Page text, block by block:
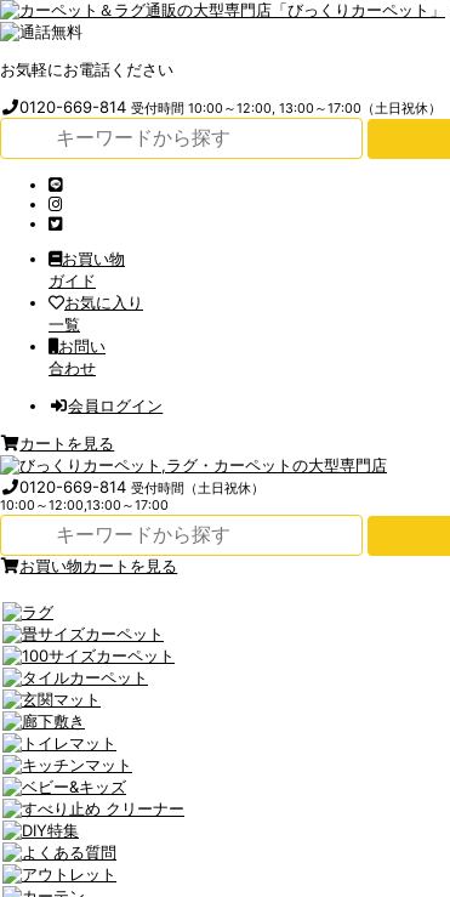
お気軽にお電話ください
0120-669-814受付時間 10:00～12:00, 13:00～17:00（土日祝休）
お買い物
ガイド
お気に入り
一覧
お問い
合わせ
会員ログイン
カートを見る
0120-669-814受付時間（土日祝休）
10:00～12:00,13:00～17:00
お買い物カートを見る